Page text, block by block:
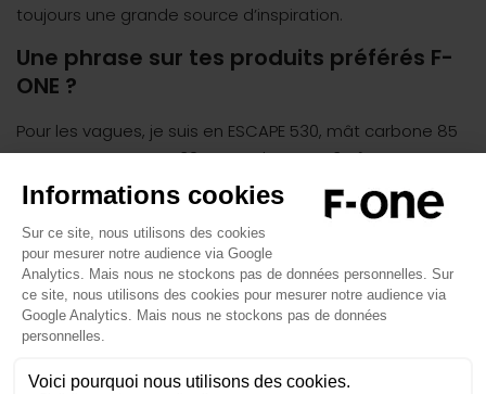
toujours une grande source d’inspiration.
Une phrase sur tes produits préférés F-
ONE ?
Pour les vagues, je suis en ESCAPE 530, mât carbone 85
cm, ROCKET WING-S 32 L 4’4 et la STRIKE 3m². Ce setup
est parfaitement équilibré pour toutes les tailles et
puissances de vagues.
En freestyle, je choisis l’ESCAPE 530, mât carbone 85 cm,
ROCKET WING 40 L 4’4 et la STRIKE 3m². Je peux obtenir un
super pop pour le take-off, mais j’ai aussi suffisamment
de volume pour la réception.
Ma configuration préférée pour la race est l’ESCAPE 530,